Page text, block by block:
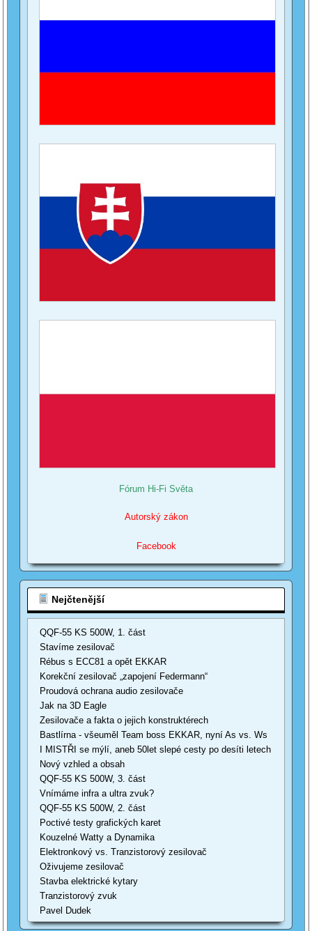
Fórum Hi-Fi Světa
Autorský zákon
Facebook
Nejčtenější
QQF-55 KS 500W, 1. část
Stavíme zesilovač
Rébus s ECC81 a opět EKKAR
Korekční zesilovač „zapojení Federmann“
Proudová ochrana audio zesilovače
Jak na 3D Eagle
Zesilovače a fakta o jejich konstruktérech
Bastlírna - všeuměl Team boss EKKAR, nyní As vs. Ws
I MISTŘI se mýlí, aneb 50let slepé cesty po desíti letech
Nový vzhled a obsah
QQF-55 KS 500W, 3. část
Vnímáme infra a ultra zvuk?
QQF-55 KS 500W, 2. část
Poctivé testy grafických karet
Kouzelné Watty a Dynamika
Elektronkový vs. Tranzistorový zesilovač
Oživujeme zesilovač
Stavba elektrické kytary
Tranzistorový zvuk
Pavel Dudek